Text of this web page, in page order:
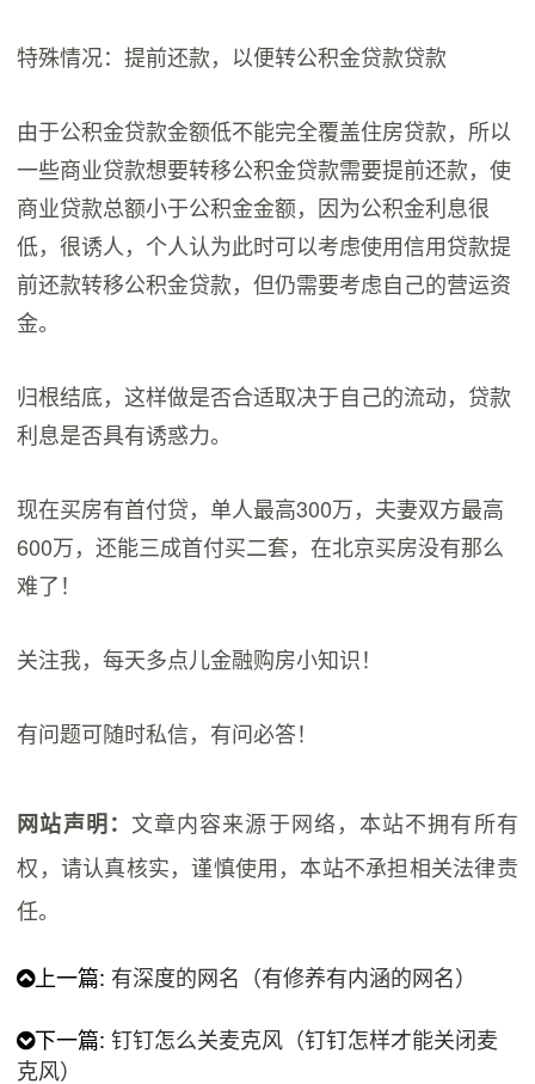
特殊情况：提前还款，以便转公积金贷款贷款
由于公积金贷款金额低不能完全覆盖住房贷款，所以
一些商业贷款想要转移公积金贷款需要提前还款，使
商业贷款总额小于公积金金额，因为公积金利息很
低，很诱人，个人认为此时可以考虑使用信用贷款提
前还款转移公积金贷款，但仍需要考虑自己的营运资
金。
归根结底，这样做是否合适取决于自己的流动，贷款
利息是否具有诱惑力。
现在买房有首付贷，单人最高300万，夫妻双方最高
600万，还能三成首付买二套，在北京买房没有那么
难了！
关注我，每天多点儿金融购房小知识！
有问题可随时私信，有问必答！
网站声明： 文章内容来源于网络，本站不拥有所有
权，请认真核实，谨慎使用，本站不承担相关法律责
任。
上一篇: 有深度的网名（有修养有内涵的网名）
下一篇:钉钉怎么关麦克风（钉钉怎样才能关闭麦
克风）